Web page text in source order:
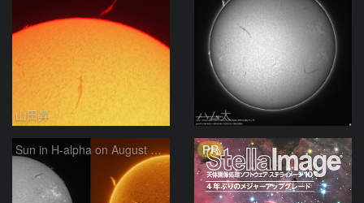
山田昇 ハム太
Sun in H-alpha on August 7, 2026 PR